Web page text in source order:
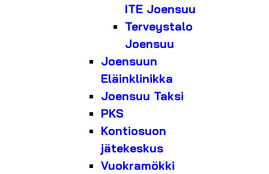
ITE Joensuu
Terveystalo
Joensuu
Joensuun
Eläinklinikka
Joensuu Taksi
PKS
Kontiosuon
jätekeskus
Vuokramökki